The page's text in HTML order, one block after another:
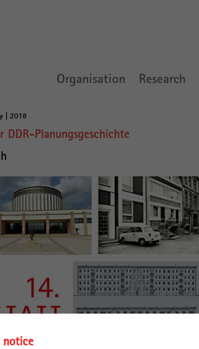
notice
Organisation Research
| 2018
DDR-Planungsgeschichte